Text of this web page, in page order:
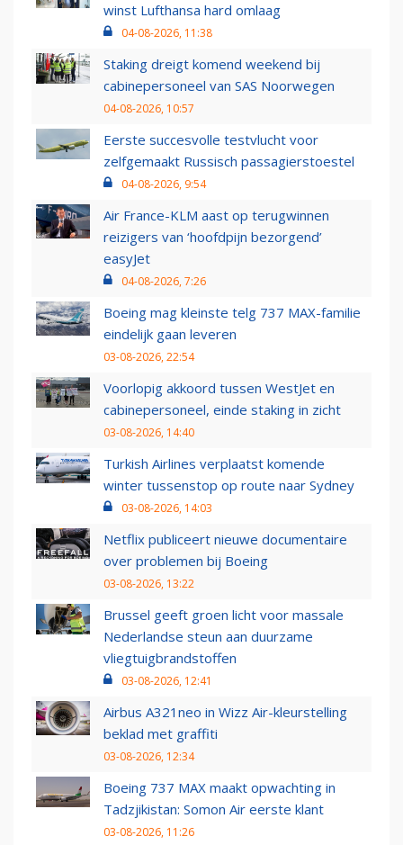
winst Lufthansa hard omlaag
04-08-2026, 11:38
Staking dreigt komend weekend bij
cabinepersoneel van SAS Noorwegen
04-08-2026, 10:57
Eerste succesvolle testvlucht voor
zelfgemaakt Russisch passagierstoestel
04-08-2026, 9:54
Air France-KLM aast op terugwinnen
reizigers van ‘hoofdpijn bezorgend’
easyJet
04-08-2026, 7:26
Boeing mag kleinste telg 737 MAX-familie
eindelijk gaan leveren
03-08-2026, 22:54
Voorlopig akkoord tussen WestJet en
cabinepersoneel, einde staking in zicht
03-08-2026, 14:40
Turkish Airlines verplaatst komende
winter tussenstop op route naar Sydney
03-08-2026, 14:03
Netflix publiceert nieuwe documentaire
over problemen bij Boeing
03-08-2026, 13:22
Brussel geeft groen licht voor massale
Nederlandse steun aan duurzame
vliegtuigbrandstoffen
03-08-2026, 12:41
Airbus A321neo in Wizz Air-kleurstelling
beklad met graffiti
03-08-2026, 12:34
Boeing 737 MAX maakt opwachting in
Tadzjikistan: Somon Air eerste klant
03-08-2026, 11:26